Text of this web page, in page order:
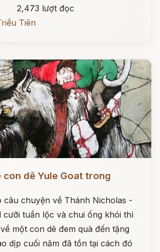
2,473 lượt đọc
Tiên
con dê Yule Goat trong
câu chuyện về Thánh Nicholas -
cưỡi tuần lộc và chui ống khói thì
một con dê đem quà đến tặng
dịp cuối năm đã tồn tại cách đó